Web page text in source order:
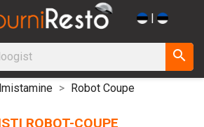
|
search
Robot Coupe
ROBOT-COUPE